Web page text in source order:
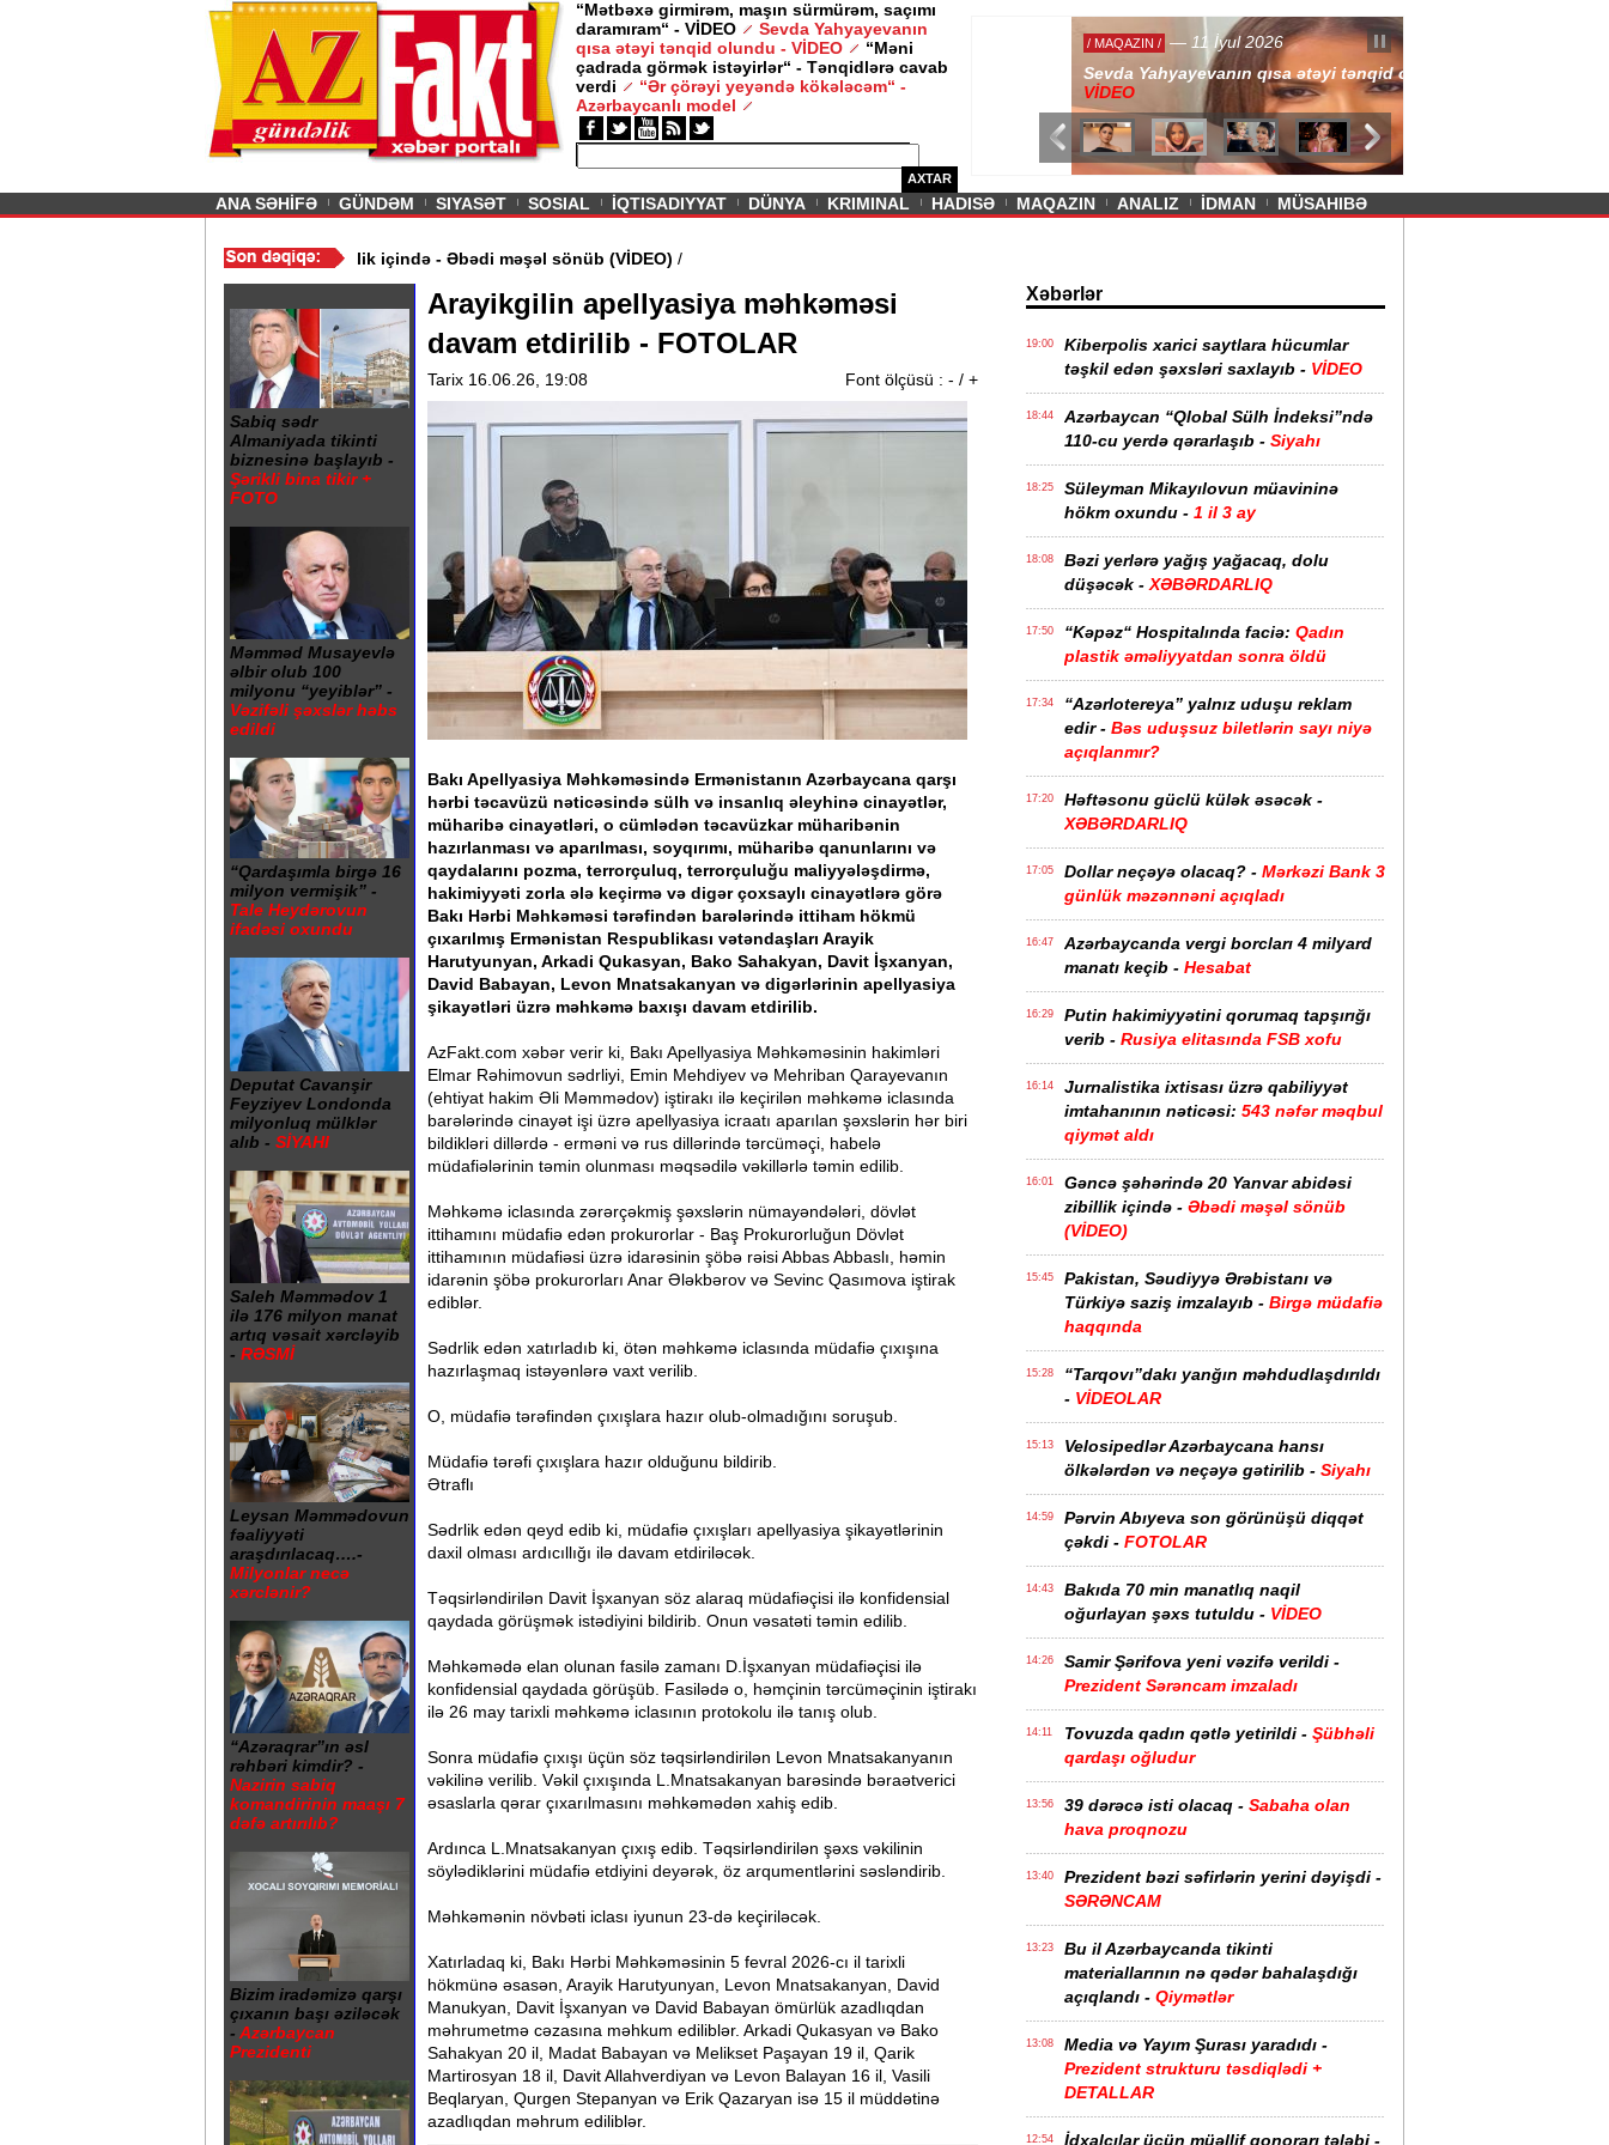
“Mətbəxə girmirəm, maşın sürmürəm, saçımı
daramıram“ - VİDEO
Sevda Yahyayevanın
qısa ətəyi tənqid olundu - VİDEO
“Məni
çadrada görmək istəyirlər“ - Tənqidlərə cavab
verdi
“Ər çörəyi yeyəndə kökələcəm“ -
Azərbaycanlı model
AXTAR
— 11 İyul 2026
Sevda Yahyayevanın qısa ətəyi tənqid olundu -
Previous
ANA SƏHİFƏ GÜNDƏM SIYASƏT SOSIAL İQTISADIYYAT DÜNYA KRIMINAL HADISƏ MAQAZIN ANALIZ İDMAN MÜSAHIBƏ
Gəncə şəhərində 20 Yanvar abidəsi zibillik içində - Əbədi məşəl sönüb (VİDEO)
Sabiq sədr
Almaniyada tikinti
biznesinə başlayıb -
Şərikli bina tikir +
FOTO
Məmməd Musayevlə
əlbir olub 100
milyonu “yeyiblər” -
Vəzifəli şəxslər həbs
edildi
“Qardaşımla birgə 16
milyon vermişik” -
Tale Heydərovun
ifadəsi oxundu
Deputat Cavanşir
Feyziyev Londonda
milyonluq mülklər
alıb - SİYAHI
Saleh Məmmədov 1
ilə 176 milyon manat
artıq vəsait xərcləyib
- RƏSMİ
Leysan Məmmədovun
fəaliyyəti
araşdırılacaq….-
Milyonlar necə
xərclənir?
“Azəraqrar”ın əsl
rəhbəri kimdir? -
Nazirin sabiq
komandirinin maaşı 7
dəfə artırılıb?
Bizim iradəmizə qarşı
çıxanın başı əziləcək
- Azərbaycan
Prezidenti
Arayikgilin apellyasiya məhkəməsi
davam etdirilib - FOTOLAR
Tarix 16.06.26, 19:08 Font ölçüsü : - / +
Bakı Apellyasiya Məhkəməsində Ermənistanın Azərbaycana qarşı
hərbi təcavüzü nəticəsində sülh və insanlıq əleyhinə cinayətlər,
müharibə cinayətləri, o cümlədən təcavüzkar müharibənin
hazırlanması və aparılması, soyqırımı, müharibə qanunlarını və
qaydalarını pozma, terrorçuluq, terrorçuluğu maliyyələşdirmə,
hakimiyyəti zorla ələ keçirmə və digər çoxsaylı cinayətlərə görə
Bakı Hərbi Məhkəməsi tərəfindən barələrində ittiham hökmü
çıxarılmış Ermənistan Respublikası vətəndaşları Arayik
Harutyunyan, Arkadi Qukasyan, Bako Sahakyan, Davit İşxanyan,
David Babayan, Levon Mnatsakanyan və digərlərinin apellyasiya
şikayətləri üzrə məhkəmə baxışı davam etdirilib.
AzFakt.com xəbər verir ki, Bakı Apellyasiya Məhkəməsinin hakimləri
Elmar Rəhimovun sədrliyi, Emin Mehdiyev və Mehriban Qarayevanın
(ehtiyat hakim Əli Məmmədov) iştirakı ilə keçirilən məhkəmə iclasında
barələrində cinayət işi üzrə apellyasiya icraatı aparılan şəxslərin hər biri
bildikləri dillərdə - erməni və rus dillərində tərcüməçi, habelə
müdafiələrinin təmin olunması məqsədilə vəkillərlə təmin edilib.
Məhkəmə iclasında zərərçəkmiş şəxslərin nümayəndələri, dövlət
ittihamını müdafiə edən prokurorlar - Baş Prokurorluğun Dövlət
ittihamının müdafiəsi üzrə idarəsinin şöbə rəisi Abbas Abbaslı, həmin
idarənin şöbə prokurorları Anar Ələkbərov və Sevinc Qasımova iştirak
ediblər.
Sədrlik edən xatırladıb ki, ötən məhkəmə iclasında müdafiə çıxışına
hazırlaşmaq istəyənlərə vaxt verilib.
O, müdafiə tərəfindən çıxışlara hazır olub-olmadığını soruşub.
Müdafiə tərəfi çıxışlara hazır olduğunu bildirib.
Ətraflı
Sədrlik edən qeyd edib ki, müdafiə çıxışları apellyasiya şikayətlərinin
daxil olması ardıcıllığı ilə davam etdiriləcək.
Təqsirləndirilən Davit İşxanyan söz alaraq müdafiəçisi ilə konfidensial
qaydada görüşmək istədiyini bildirib. Onun vəsatəti təmin edilib.
Məhkəmədə elan olunan fasilə zamanı D.İşxanyan müdafiəçisi ilə
konfidensial qaydada görüşüb. Fasilədə o, həmçinin tərcüməçinin iştirakı
ilə 26 may tarixli məhkəmə iclasının protokolu ilə tanış olub.
Sonra müdafiə çıxışı üçün söz təqsirləndirilən Levon Mnatsakanyanın
vəkilinə verilib. Vəkil çıxışında L.Mnatsakanyan barəsində bəraətverici
əsaslarla qərar çıxarılmasını məhkəmədən xahiş edib.
Ardınca L.Mnatsakanyan çıxış edib. Təqsirləndirilən şəxs vəkilinin
söylədiklərini müdafiə etdiyini deyərək, öz arqumentlərini səsləndirib.
Məhkəmənin növbəti iclası iyunun 23-də keçiriləcək.
Xatırladaq ki, Bakı Hərbi Məhkəməsinin 5 fevral 2026-cı il tarixli
hökmünə əsasən, Arayik Harutyunyan, Levon Mnatsakanyan, David
Manukyan, Davit İşxanyan və David Babayan ömürlük azadlıqdan
məhrumetmə cəzasına məhkum ediliblər. Arkadi Qukasyan və Bako
Sahakyan 20 il, Madat Babayan və Melikset Paşayan 19 il, Qarik
Martirosyan 18 il, Davit Allahverdiyan və Levon Balayan 16 il, Vasili
Beqlaryan, Qurgen Stepanyan və Erik Qazaryan isə 15 il müddətinə
azadlıqdan məhrum ediliblər.
Xəbərlər
19:00
Kiberpolis xarici saytlara hücumlar
təşkil edən şəxsləri saxlayıb - VİDEO
18:44
Azərbaycan “Qlobal Sülh İndeksi”ndə
110-cu yerdə qərarlaşıb - Siyahı
18:25
Süleyman Mikayılovun müavininə
hökm oxundu - 1 il 3 ay
18:08
Bəzi yerlərə yağış yağacaq, dolu
düşəcək - XƏBƏRDARLIQ
17:50 “Kəpəz“ Hospitalında faciə: Qadın
plastik əməliyyatdan sonra öldü
17:34
“Azərlotereya” yalnız uduşu reklam
edir - Bəs uduşsuz biletlərin sayı niyə
açıqlanmır?
17:20
Həftəsonu güclü külək əsəcək -
XƏBƏRDARLIQ
17:05 Dollar neçəyə olacaq? - Mərkəzi Bank 3
günlük məzənnəni açıqladı
16:47
Azərbaycanda vergi borcları 4 milyard
manatı keçib - Hesabat
16:29
Putin hakimiyyətini qorumaq tapşırığı
verib - Rusiya elitasında FSB xofu
16:14
Jurnalistika ixtisası üzrə qabiliyyət
imtahanının nəticəsi: 543 nəfər məqbul
qiymət aldı
16:01
Gəncə şəhərində 20 Yanvar abidəsi
zibillik içində - Əbədi məşəl sönüb
(VİDEO)
15:45
Pakistan, Səudiyyə Ərəbistanı və
Türkiyə saziş imzalayıb - Birgə müdafiə
haqqında
15:28
“Tarqovı”dakı yanğın məhdudlaşdırıldı
- VİDEOLAR
15:13
Velosipedlər Azərbaycana hansı
ölkələrdən və neçəyə gətirilib - Siyahı
14:59
Pərvin Abıyeva son görünüşü diqqət
çəkdi - FOTOLAR
14:43
Bakıda 70 min manatlıq naqil
oğurlayan şəxs tutuldu - VİDEO
14:26
Samir Şərifova yeni vəzifə verildi -
Prezident Sərəncam imzaladı
14:11 Tovuzda qadın qətlə yetirildi - Şübhəli
qardaşı oğludur
13:56 39 dərəcə isti olacaq - Sabaha olan
hava proqnozu
13:40
Prezident bəzi səfirlərin yerini dəyişdi -
SƏRƏNCAM
13:23
Bu il Azərbaycanda tikinti
materiallarının nə qədər bahalaşdığı
açıqlandı - Qiymətlər
13:08
Media və Yayım Şurası yaradıdı -
Prezident strukturu təsdiqlədi +
DETALLAR
12:54
İdxalçılar üçün müəllif qonorarı tələbi -